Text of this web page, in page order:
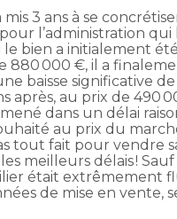
mis 3 ans à se
l’administration qui
le bien a initialement
880 000 €, il a
baisse significative
après, au prix de 490
dans un délai
au prix du
tout fait pour vendre
meilleurs délais !
était extrêmement
de mise en vente,